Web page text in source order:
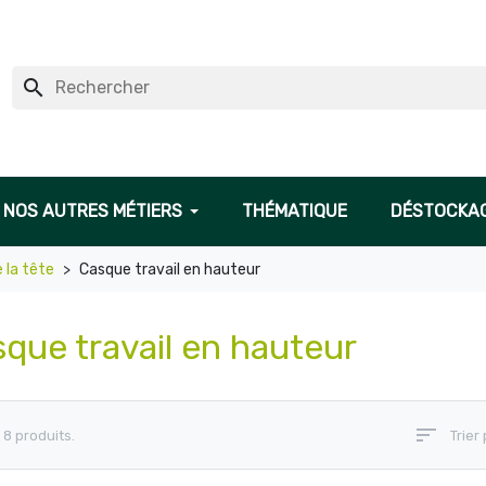
search
NOS AUTRES MÉTIERS THÉMATIQUE
la tête Casque travail en hauteur
travail en hauteur
8 produits. sort Trier